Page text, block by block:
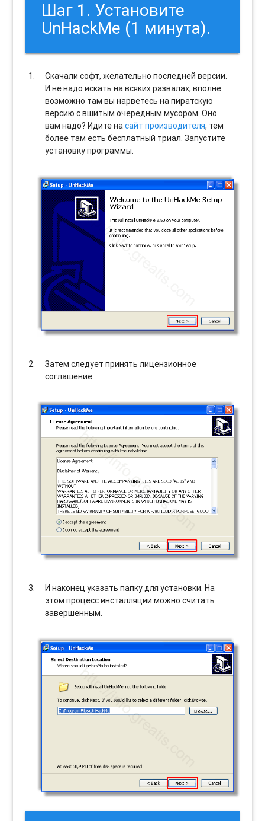
Шаг 1. Установите
UnHackMe (1 минута).
Скачали софт, желательно последней версии.
И не надо искать на всяких развалах, вполне
возможно там вы нарветесь на пиратскую
версию с вшитым очередным мусором. Оно
вам надо? Идите насайт производителя, тем
более там есть бесплатный триал. Запустите
установку программы.
Затем следует принять лицензионное
соглашение.
И наконец указать папку для установки. На
этом процесс инсталляции можно считать
завершенным.